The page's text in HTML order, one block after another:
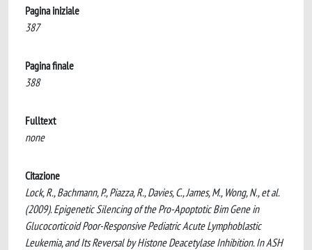
Pagina iniziale
387
Pagina finale
388
Fulltext
none
Citazione
Lock, R., Bachmann, P., Piazza, R., Davies, C., James, M., Wong, N., et al.
(2009). Epigenetic Silencing of the Pro-Apoptotic Bim Gene in
Glucocorticoid Poor-Responsive Pediatric Acute Lymphoblastic
Leukemia, and Its Reversal by Histone Deacetylase Inhibition. In ASH